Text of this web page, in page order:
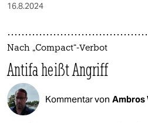
16.8.2024
Nach „Compact“-Verbot
Antifa heißt Angriff
Kommentar von Ambros